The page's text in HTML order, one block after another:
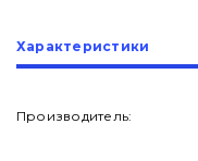
Характеристики
Производитель: